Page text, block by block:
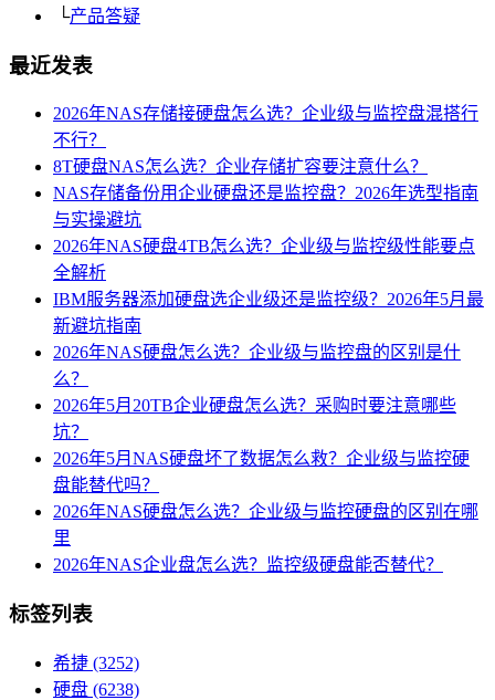
└产品答疑
最近发表
2026年NAS存储接硬盘怎么选？企业级与监控盘混搭行
不行？
8T硬盘NAS怎么选？企业存储扩容要注意什么？
NAS存储备份用企业硬盘还是监控盘？2026年选型指南
与实操避坑
2026年NAS硬盘4TB怎么选？企业级与监控级性能要点
全解析
IBM服务器添加硬盘选企业级还是监控级？2026年5月最
新避坑指南
2026年NAS硬盘怎么选？企业级与监控盘的区别是什
么？
2026年5月20TB企业硬盘怎么选？采购时要注意哪些
坑？
2026年5月NAS硬盘坏了数据怎么救？企业级与监控硬
盘能替代吗？
2026年NAS硬盘怎么选？企业级与监控硬盘的区别在哪
里
2026年NAS企业盘怎么选？监控级硬盘能否替代？
标签列表
希捷 (3252)
硬盘 (6238)